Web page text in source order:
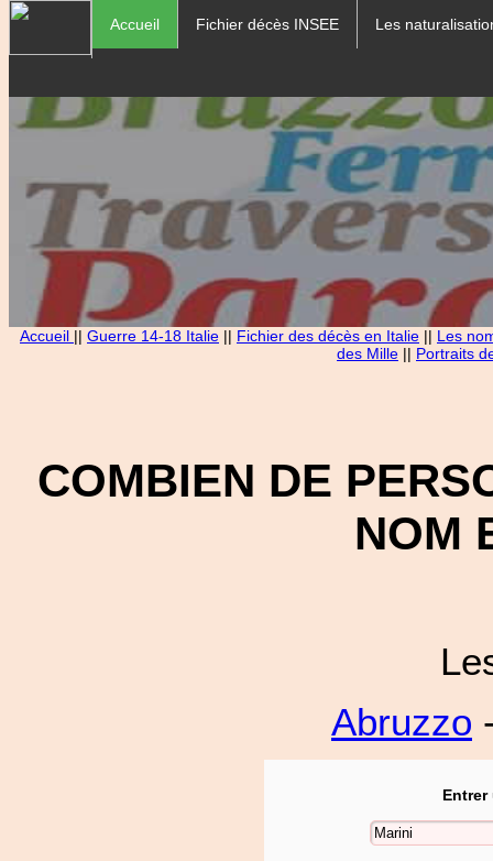
Accueil Fichier décès INSEE Les
Accueil || Guerre 14-18 Italie || Fichier des décès en Italie || Les
des Mille || Portraits
COMBIEN DE
NOM
Abruzzo
Entrer